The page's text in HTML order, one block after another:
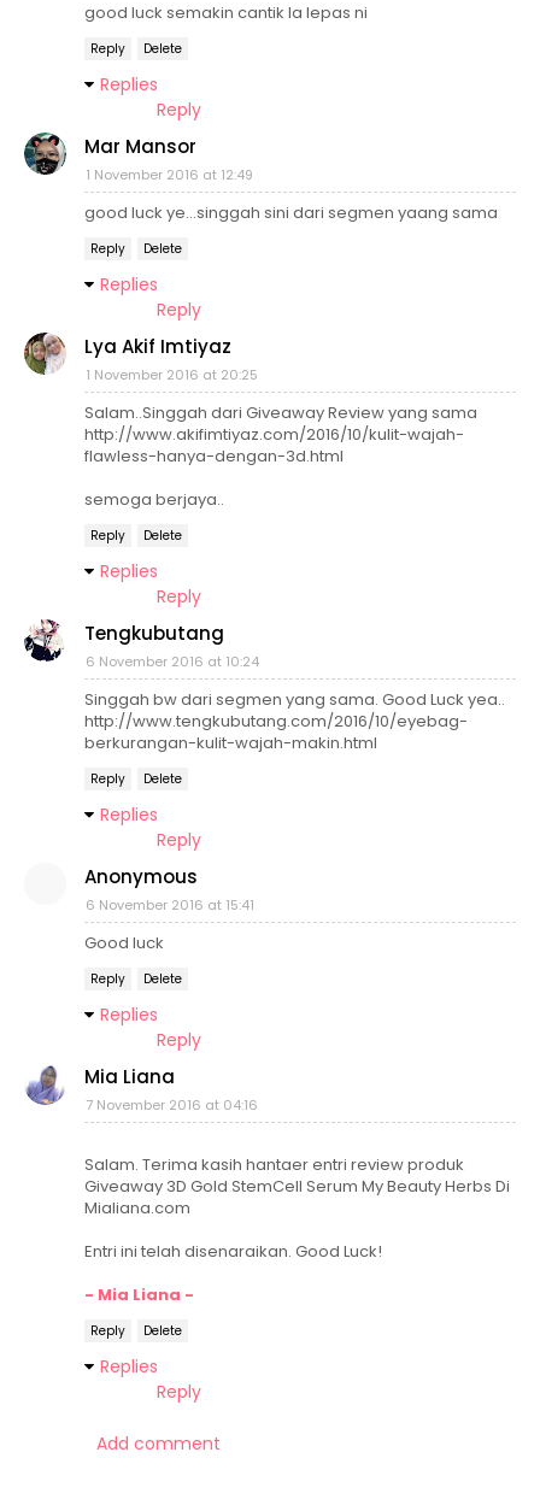
good luck semakin cantik la lepas ni
Reply Delete
Replies
Reply
Mar Mansor
1 November 2016 at 12:49
good luck ye...singgah sini dari segmen yaang sama
Reply Delete
Replies
Reply
Lya Akif Imtiyaz
1 November 2016 at 20:25
Salam..Singgah dari Giveaway Review yang sama
http://www.akifimtiyaz.com/2016/10/kulit-wajah-
flawless-hanya-dengan-3d.html
semoga berjaya..
Reply Delete
Replies
Reply
Tengkubutang
6 November 2016 at 10:24
Singgah bw dari segmen yang sama. Good Luck yea..
http://www.tengkubutang.com/2016/10/eyebag-
berkurangan-kulit-wajah-makin.html
Reply Delete
Replies
Reply
Anonymous
6 November 2016 at 15:41
Good luck
Reply Delete
Replies
Reply
Mia Liana
7 November 2016 at 04:16
Salam. Terima kasih hantaer entri review produk
Giveaway 3D Gold StemCell Serum My Beauty Herbs Di
Mialiana.com
Entri ini telah disenaraikan. Good Luck!
- Mia Liana -
Reply Delete
Replies
Reply
Add comment